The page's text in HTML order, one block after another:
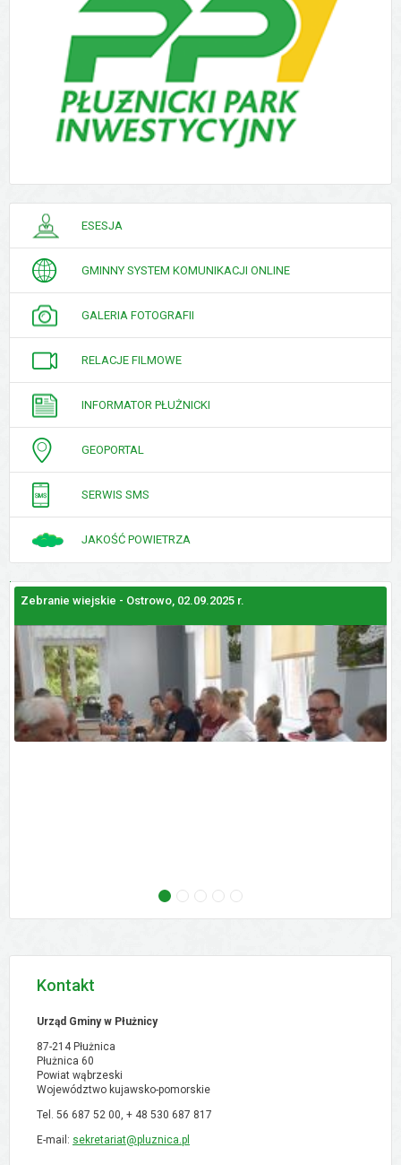
PORADNIK
INTERESANTA
ESESJA
GMINNY SYSTEM KOMUNIKACJI ONLINE
GALERIA FOTOGRAFII
RELACJE FILMOWE
INFORMATOR PŁUŻNICKI
GEOPORTAL
SERWIS SMS
JAKOŚĆ POWIETRZA
GALERIE
ZDJĘĆ
następne - Zebranie wiejskie - Ostrowo,
następne - Zebranie wiejskie - Orłowo,
następne - Zebranie wiejskie -
następne - XVI Sesja Rady
Zebranie wiejskie - Ostrowo, 02.09.2025 r.
Kontakt
Urząd Gminy w Płużnicy
87-214 Płużnica
Płużnica 60
Powiat wąbrzeski
Województwo kujawsko-pomorskie
Tel. 56 687 52 00, + 48 530 687 817
E-mail: sekretariat@pluznica.pl